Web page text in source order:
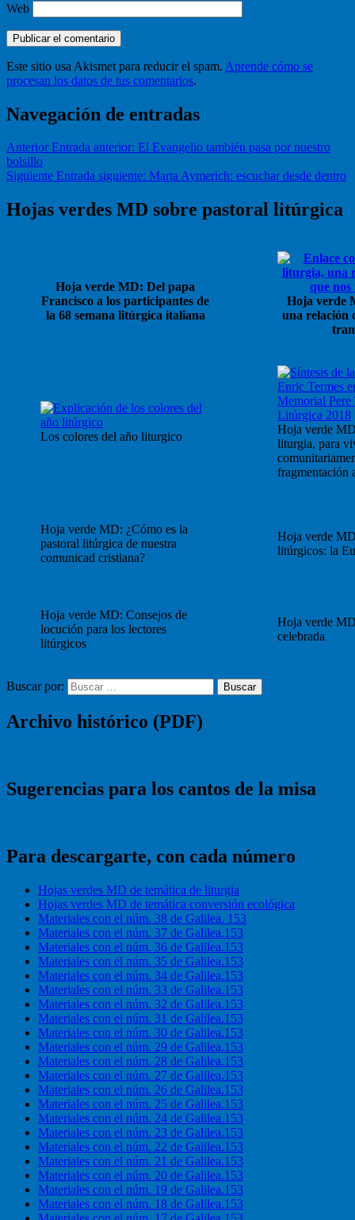
Web
Este sitio usa Akismet para reducir el spam. Aprende cómo se
procesan los datos de tus comentarios.
Navegación de entradas
Anterior Entrada anterior: El Evangelio también pasa por nuestro
bolsillo
Siguiente Entrada siguiente: Marta Aymerich: escuchar desde dentro
Hojas verdes MD sobre pastoral litúrgica
Hoja verde MD: Del papa
Francisco a los participantes de
la 68 semana litúrgica italiana
Hoja verde
una relación
Los colores del año liturgico
Hoja verde
liturgia, para
fragmentación
Hoja verde MD: ¿Cómo es la
pastoral litúrgica de nuestra
comunicad cristiana?
Hoja verde
litúrgicos: la
Hoja verde MD: Consejos de
locución para los lectores
litúrgicos
Hoja verde
celebrada
Buscar por: Buscar
Archivo histórico (PDF)
Sugerencias para los cantos de la misa
Para descargarte, con cada número
Hojas verdes MD de temática de liturgia
Hojas verdes MD de temática conversión ecológica
Materiales con el núm. 38 de Galilea. 153
Materiales con el núm. 37 de Galilea.153
Materiales con el núm. 36 de Galilea.153
Materiales con el núm. 35 de Galilea.153
Materiales con el núm. 34 de Galilea.153
Materiales con el núm. 33 de Galilea.153
Materiales con el núm. 32 de Galilea.153
Materiales con el núm. 31 de Galilea.153
Materiales con el núm. 30 de Galilea.153
Materiales con el núm. 29 de Galilea.153
Materiales con el núm. 28 de Galilea.153
Materiales con el núm. 27 de Galilea.153
Materiales con el núm. 26 de Galilea.153
Materiales con el núm. 25 de Galilea.153
Materiales con el núm. 24 de Galilea.153
Materiales con el núm. 23 de Galilea.153
Materiales con el núm. 22 de Galilea.153
Materiales con el núm. 21 de Galilea.153
Materiales con el núm. 20 de Galilea.153
Materiales con el núm. 19 de Galilea.153
Materiales con el núm. 18 de Galilea.153